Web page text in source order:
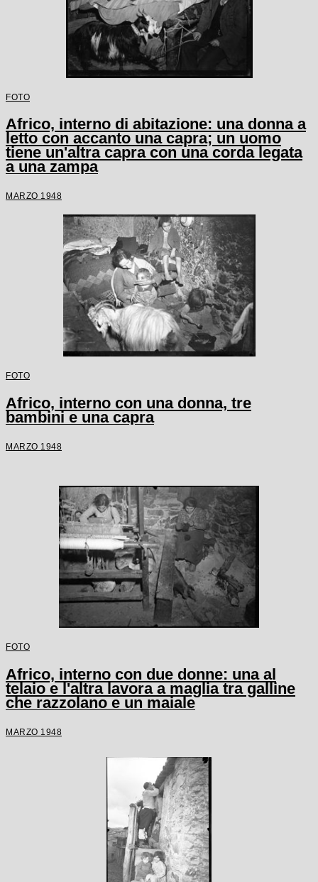
FOTO
Africo, interno di abitazione: una donna a
letto con accanto una capra; un uomo
tiene un'altra capra con una corda legata
a una zampa
MARZO 1948
FOTO
Africo, interno con una donna, tre
bambini e una capra
MARZO 1948
FOTO
Africo, interno con due donne: una al
telaio e l'altra lavora a maglia tra galline
che razzolano e un maiale
MARZO 1948